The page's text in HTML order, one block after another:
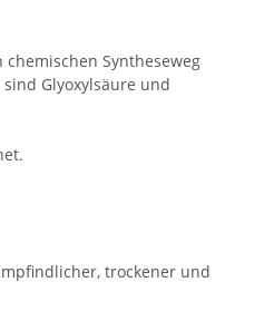
Syntheseweg
Glyoxylsäure und
trockener und